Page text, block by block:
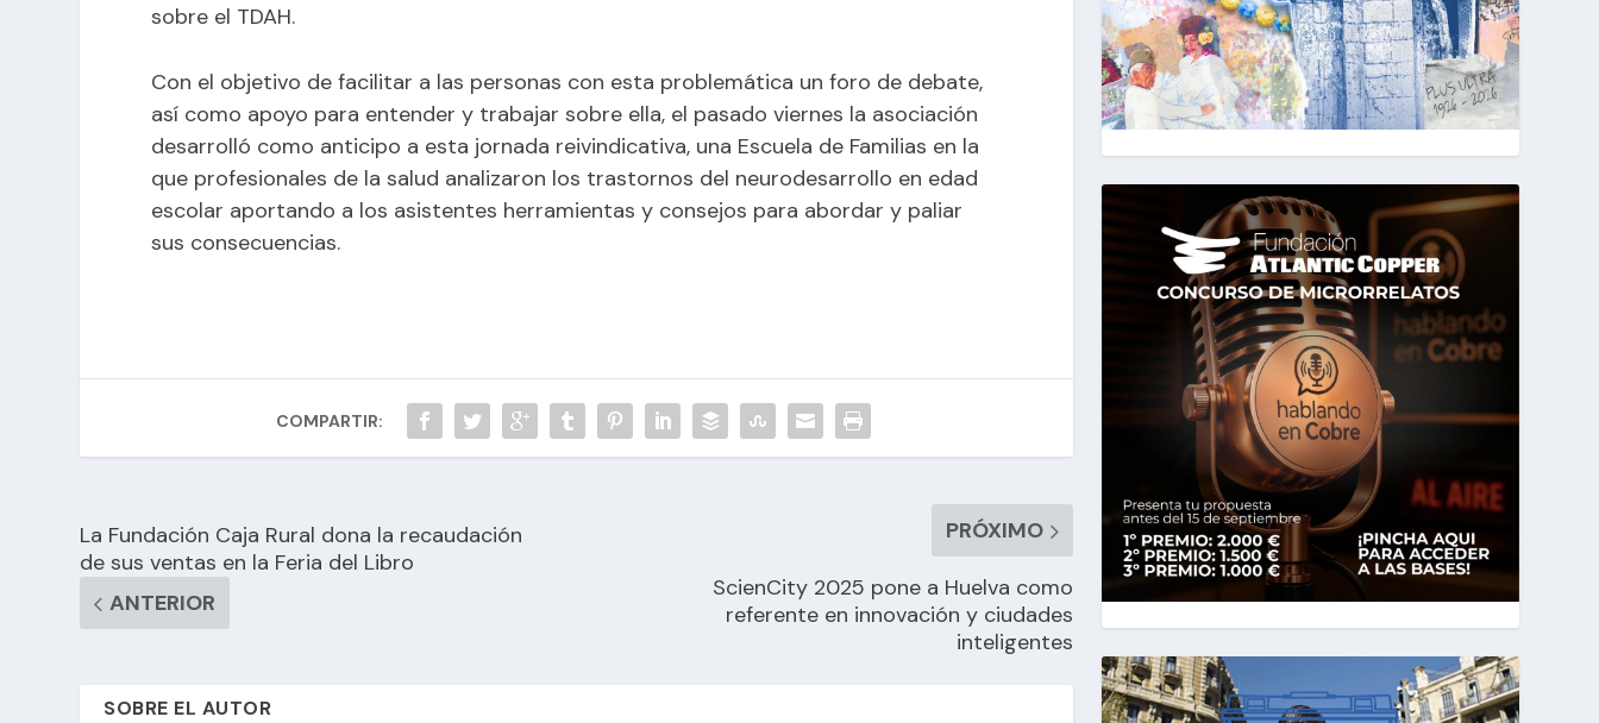
sobre el TDAH.
Con el objetivo de facilitar a las personas con esta problemática un foro de debate,
así como apoyo para entender y trabajar sobre ella, el pasado viernes la asociación
desarrolló como anticipo a esta jornada reivindicativa, una Escuela de Familias en la
que profesionales de la salud analizaron los trastornos del neurodesarrollo en edad
escolar aportando a los asistentes herramientas y consejos para abordar y paliar
sus consecuencias.
COMPARTIR:
La Fundación Caja Rural dona la recaudación
de sus ventas en la Feria del Libro
ANTERIOR
PRÓXIMO
ScienCity 2025 pone a Huelva como
referente en innovación y ciudades
inteligentes
SOBRE EL AUTOR